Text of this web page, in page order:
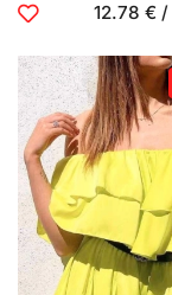
12.78 € /